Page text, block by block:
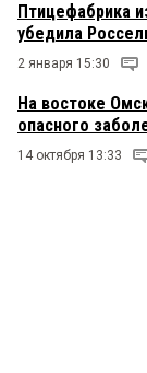
Птицефабрика
убедила
2 января 15:30
На востоке
опасного
14 октября 13:33